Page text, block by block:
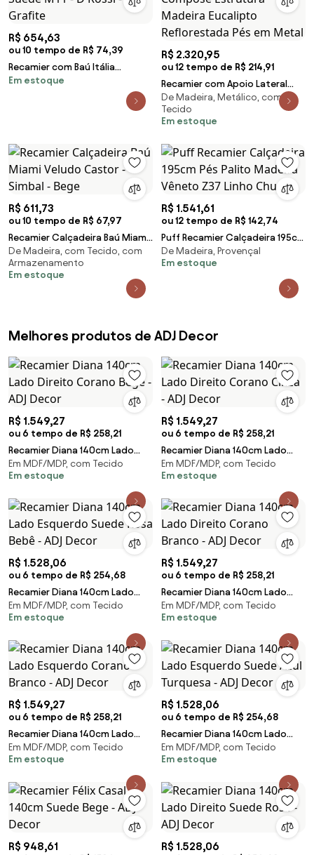
R$ 654,63
ou 10 tempo de R$ 74,39
Recamier com Baú Itália
Namoradeira Calçadeira Suede
Em estoque
R$ 2.320,95
ou 12 tempo de R$ 214,91
Recamier com Apoio Lateral
Davies Detalhe em Composê
Estrutura Madeira Eucalipto
Reflorestada Pés em Metal
De Madeira, Metálico, com
Tecido
Em estoque
R$ 611,73
ou 10 tempo de R$ 67,97
Recamier Calçadeira Baú Miami
Veludo Castor - Simbal - Bege
De Madeira, com Tecido, com
Armazenamento
Em estoque
R$ 1.541,61
ou 12 tempo de R$ 142,74
Puff Recamier Calçadeira 195cm
Pés Palito Madeira Vêneto Z37
Linho Chu
De Madeira, Provençal
Em estoque
Melhores produtos de ADJ Decor
R$ 1.549,27
ou 6 tempo de R$ 258,21
Recamier Diana 140cm Lado
Direito Corano Bege - ADJ
Decor
Em MDF/MDP, com Tecido
Em estoque
R$ 1.549,27
ou 6 tempo de R$ 258,21
Recamier Diana 140cm Lado
Direito Corano Cinza - ADJ
Decor
Em MDF/MDP, com Tecido
Em estoque
R$ 1.528,06
ou 6 tempo de R$ 254,68
Recamier Diana 140cm Lado
Esquerdo Suede Rosa Bebê -
ADJ Decor
Em MDF/MDP, com Tecido
Em estoque
R$ 1.549,27
ou 6 tempo de R$ 258,21
Recamier Diana 140cm Lado
Direito Corano Branco - ADJ
Decor
Em MDF/MDP, com Tecido
Em estoque
R$ 1.549,27
ou 6 tempo de R$ 258,21
Recamier Diana 140cm Lado
Esquerdo Corano Branco - ADJ
Decor
Em MDF/MDP, com Tecido
Em estoque
R$ 1.528,06
ou 6 tempo de R$ 254,68
Recamier Diana 140cm Lado
Esquerdo Suede Azul Turquesa
- ADJ Decor
Em MDF/MDP, com Tecido
Em estoque
R$ 948,61 R$ 1.528,06